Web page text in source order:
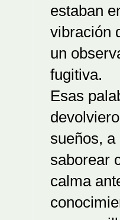
estaban
vibración
un
fugitiva.
Esas
sueños,
saborear
calma